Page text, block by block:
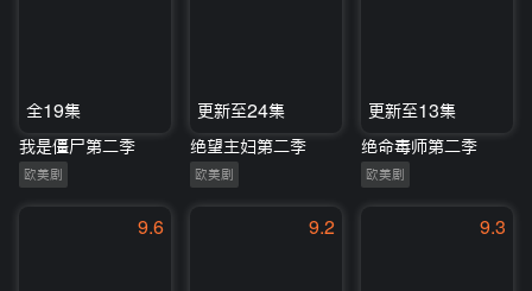
全19集
我是僵尸第二季
欧美剧
更新至24集
绝望主妇第二季
欧美剧
更新至13集
绝命毒师第二季
欧美剧
9.6 9.2 9.3